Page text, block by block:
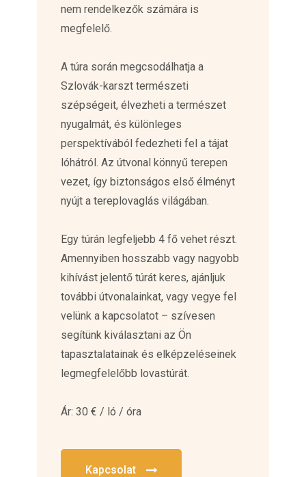
nem rendelkezők számára is
megfelelő.
A túra során megcsodálhatja a
Szlovák-karszt természeti
szépségeit, élvezheti a természet
nyugalmát, és különleges
perspektívából fedezheti fel a tájat
lóhátról. Az útvonal könnyű terepen
vezet, így biztonságos első élményt
nyújt a tereplovaglás világában.
Egy túrán legfeljebb 4 fő vehet részt.
Amennyiben hosszabb vagy nagyobb
kihívást jelentő túrát keres, ajánljuk
további útvonalainkat, vagy vegye fel
velünk a kapcsolatot – szívesen
segítünk kiválasztani az Ön
tapasztalatainak és elképzeléseinek
legmegfelelőbb lovastúrát.
Ár: 30 € / ló / óra
Kapcsolat